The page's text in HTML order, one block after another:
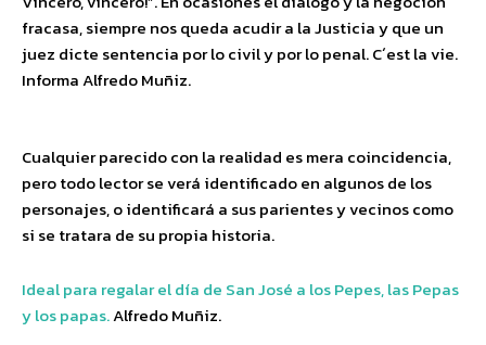
fracasa, siempre nos queda acudir a la Justicia y que un
juez dicte sentencia por lo civil y por lo penal. C´est la vie.
Informa Alfredo Muñiz.
Cualquier parecido con la realidad es mera coincidencia,
pero todo lector se verá identificado en algunos de los
personajes, o identificará a sus parientes y vecinos como
si se tratara de su propia historia.
Ideal para regalar el día de San José a los Pepes, las Pepas
y los papas.Alfredo Muñiz.